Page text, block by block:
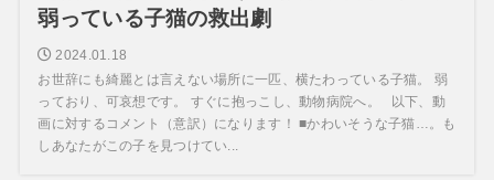
弱っている子猫の救出劇
2024.01.18
お世辞にも綺麗とは言えない場所に一匹、横たわっている子猫。 弱
っており、可哀想です。 すぐに抱っこし、動物病院へ。 以下、動
画に対するコメント（意訳）になります！ ■かわいそうな子猫…。も
しあなたがこの子を見つけてい...